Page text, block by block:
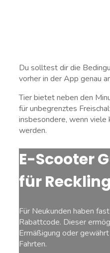
Du solltest dir die
vorher in der App genau
Tier bietet neben den
für unbegrenztes
insbesondere, wenn viele
werden.
E-Scooter
für
Für Neukunden haben
Rabattcode. Dieser
Ermäßigung oder
Fahrten.